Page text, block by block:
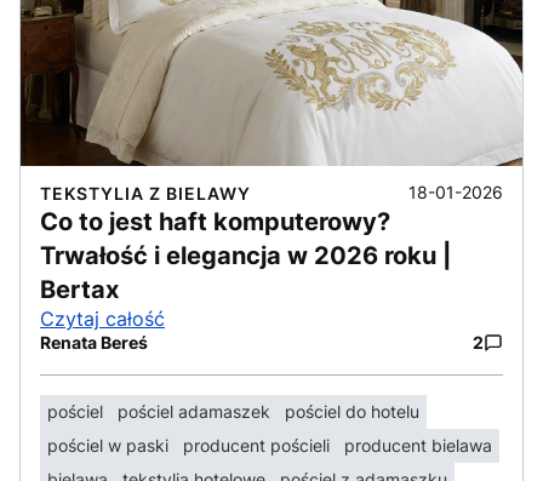
TEKSTYLIA Z BIELAWY 18-01-2026
Co to jest haft komputerowy?
Trwałość i elegancja w 2026 roku |
Bertax
Czytaj całość
Renata Bereś 2
pościel pościel adamaszek
pościel do hotelu
pościel w paski
producent pościeli
producent bielawa